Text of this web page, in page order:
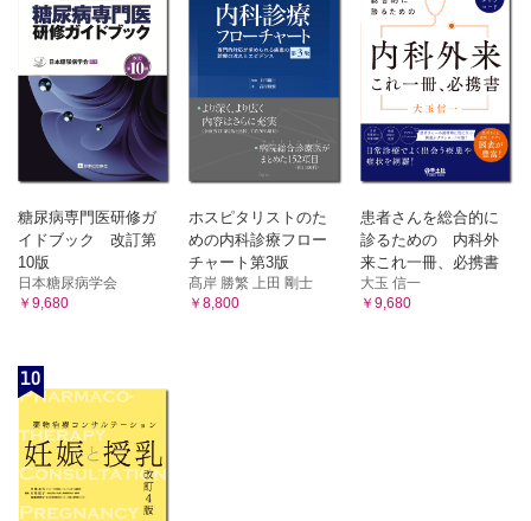
糖尿病専門医研修ガ
イドブック 改訂第
10版
日本糖尿病学会
￥9,680
ホスピタリストのた
めの内科診療フロー
チャート第3版
髙岸 勝繁 上田 剛士
￥8,800
患者さんを総合的に
診るための 内科外
来これ一冊、必携書
大玉 信一
￥9,680
10